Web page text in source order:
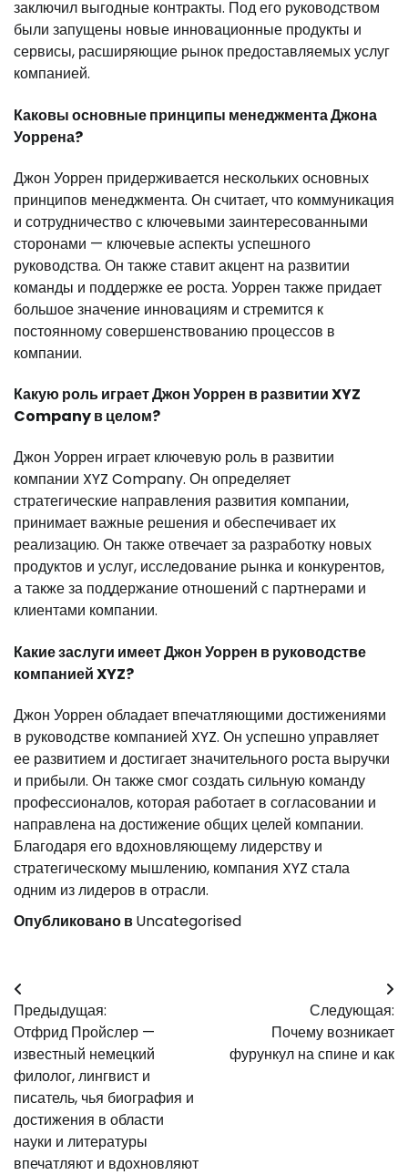
заключил выгодные контракты. Под его руководством
были запущены новые инновационные продукты и
сервисы, расширяющие рынок предоставляемых услуг
компанией.
Каковы основные принципы менеджмента Джона
Уоррена?
Джон Уоррен придерживается нескольких основных
принципов менеджмента. Он считает, что коммуникация
и сотрудничество с ключевыми заинтересованными
сторонами — ключевые аспекты успешного
руководства. Он также ставит акцент на развитии
команды и поддержке ее роста. Уоррен также придает
большое значение инновациям и стремится к
постоянному совершенствованию процессов в
компании.
Какую роль играет Джон Уоррен в развитии XYZ
Company в целом?
Джон Уоррен играет ключевую роль в развитии
компании XYZ Company. Он определяет
стратегические направления развития компании,
принимает важные решения и обеспечивает их
реализацию. Он также отвечает за разработку новых
продуктов и услуг, исследование рынка и конкурентов,
а также за поддержание отношений с партнерами и
клиентами компании.
Какие заслуги имеет Джон Уоррен в руководстве
компанией XYZ?
Джон Уоррен обладает впечатляющими достижениями
в руководстве компанией XYZ. Он успешно управляет
ее развитием и достигает значительного роста выручки
и прибыли. Он также смог создать сильную команду
профессионалов, которая работает в согласовании и
направлена на достижение общих целей компании.
Благодаря его вдохновляющему лидерству и
стратегическому мышлению, компания XYZ стала
одним из лидеров в отрасли.
Опубликовано вUncategorised
Навигация
по
записям
Предыдущая:
Отфрид Пройслер —
известный немецкий
филолог, лингвист и
писатель, чья биография и
достижения в области
науки и литературы
впечатляют и вдохновляют
Следующая:
Почему возникает
фурункул на спине и как